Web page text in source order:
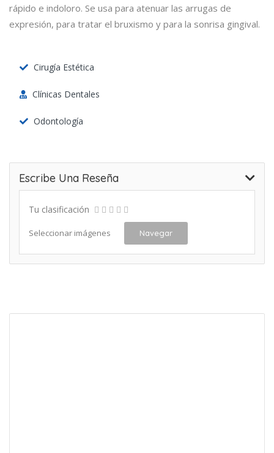
rápido e indoloro. Se usa para atenuar las arrugas de
expresión, para tratar el bruxismo y para la sonrisa gingival.
Cirugía Estética
Clínicas Dentales
Odontología
Escribe Una Reseña
Tu clasificación
Seleccionar imágenes Navegar